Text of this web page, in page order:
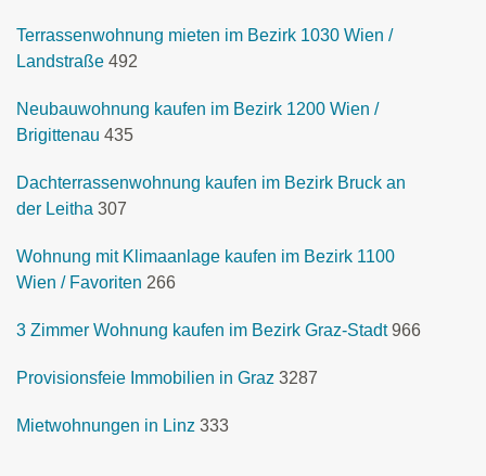
Terrassenwohnung mieten im Bezirk 1030 Wien /
Landstraße 492
Neubauwohnung kaufen im Bezirk 1200 Wien /
Brigittenau 435
Dachterrassenwohnung kaufen im Bezirk Bruck an
der Leitha 307
Wohnung mit Klimaanlage kaufen im Bezirk 1100
Wien / Favoriten 266
3 Zimmer Wohnung kaufen im Bezirk Graz-Stadt 966
Provisionsfeie Immobilien in Graz 3287
Mietwohnungen in Linz 333